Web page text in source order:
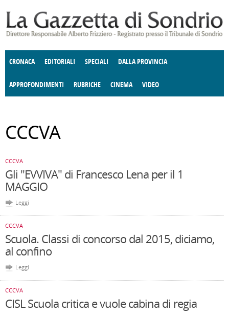
CRONACA EDITORIALI SPECIALI DALLA PROVINCIA
APPROFONDIMENTI
E SPETTACOLI POLITICA
RUBRICHE
DELLE IDEE FATTI DELLO SPIRITO
CINEMA VIDEO
CCCVA
CCCVA
Gli "EVVIVA" di Francesco Lena per il 1
MAGGIO
Leggi
CCCVA
Scuola. Classi di concorso dal 2015, diciamo,
al confino
Leggi
CCCVA
CISL Scuola critica e vuole cabina di regia